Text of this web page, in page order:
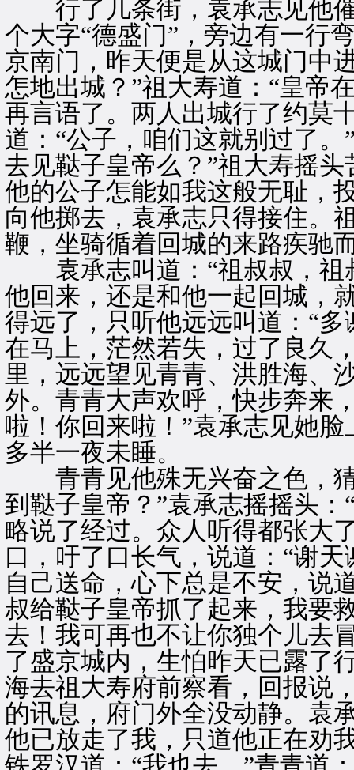
行了几条街，袁承志见他催
个大字“德盛门”，旁边有一行
京南门，昨天便是从这城门中
怎地出城？”祖大寿道：“皇帝
再言语了。两人出城行了约莫
道：“公子，咱们这就别过了
去见鞑子皇帝么？”祖大寿摇
他的公子怎能如我这般无耻，
向他掷去，袁承志只得接住。
鞭，坐骑循着回城的来路疾驰
袁承志叫道：“祖叔叔，祖
他回来，还是和他一起回城，
得远了，只听他远远叫道：“
在马上，茫然若失，过了良久
里，远远望见青青、洪胜海、
外。青青大声欢呼，快步奔来
啦！你回来啦！”袁承志见她
多半一夜未睡。
青青见他殊无兴奋之色，猜
到鞑子皇帝？”袁承志摇摇头
略说了经过。众人听得都张大
口，吁了口长气，说道：“谢
自己送命，心下总是不安，说
叔给鞑子皇帝抓了起来，我要
去！我可再也不让你独个儿去
了盛京城内，生怕昨天已露了
海去祖大寿府前察看，回报说
的讯息，府门外全没动静。袁
他已放走了我，只道他正在劝